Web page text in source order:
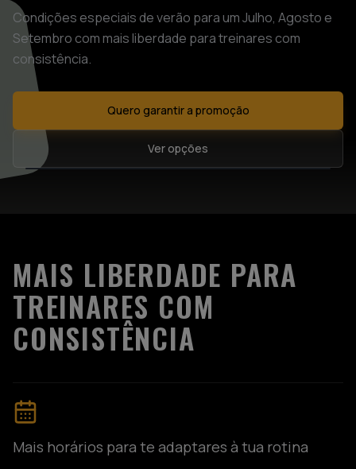
Condições especiais de verão para um Julho, Agosto e
Setembro com mais liberdade para treinares com
consistência.
Quero garantir a promoção
Ver opções
JUL + AGO + SET
MAIS LIBERDADE NO
TREINO
MAIS LIBERDADE PARA
TREINARES COM
CONSISTÊNCIA
Mais horários para te adaptares à tua rotina